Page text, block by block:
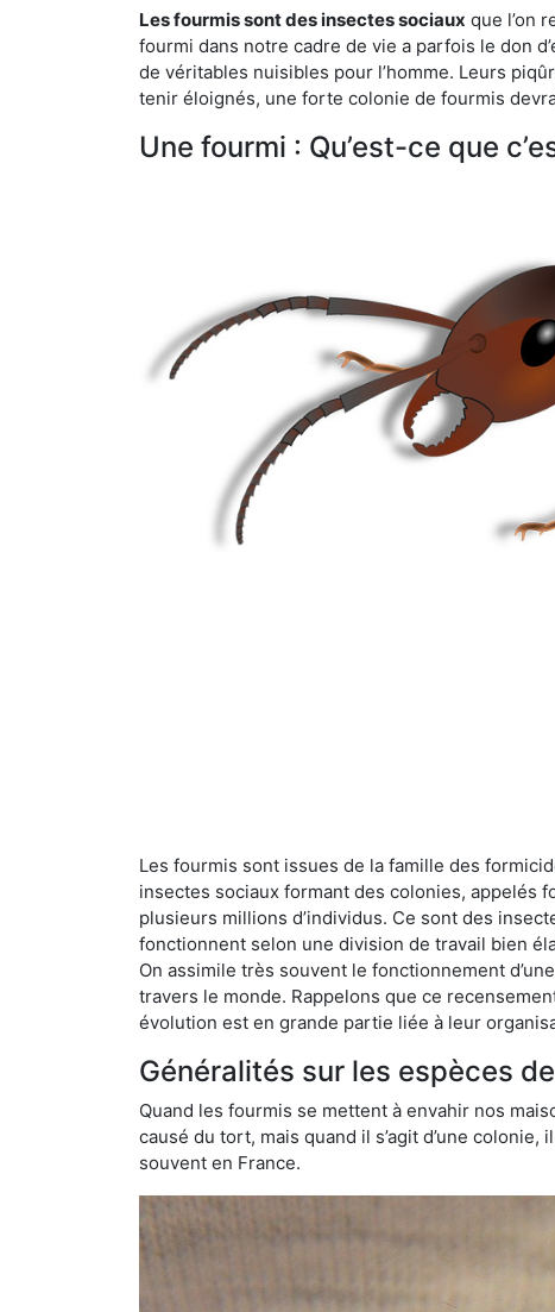
Les fourmis sont des insectes sociaux que l’on
fourmi dans notre cadre de vie a parfois le don
de véritables nuisibles pour l’homme. Leurs
tenir éloignés, une forte colonie de fourmis
Une fourmi : Qu’est-ce que
Les fourmis sont issues de la famille des
insectes sociaux formant des colonies, appelés
plusieurs millions d’individus. Ce sont des
fonctionnent selon une division de travail bien
On assimile très souvent le fonctionnement
travers le monde. Rappelons que ce
évolution est en grande partie liée à leur
Généralités sur les espèces
Quand les fourmis se mettent à envahir nos
causé du tort, mais quand il s’agit d’une
souvent en France.